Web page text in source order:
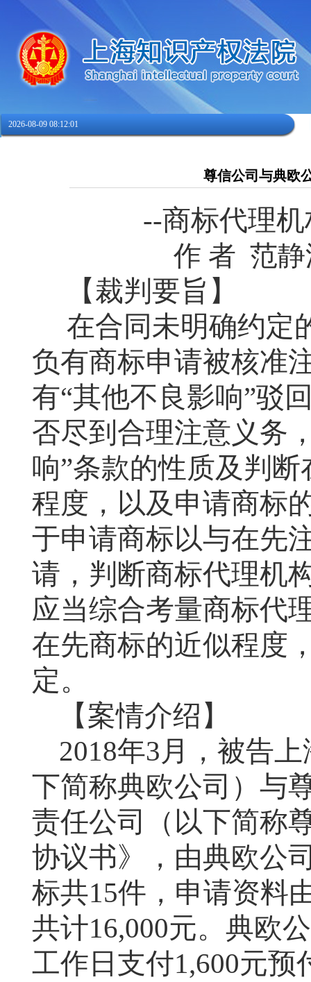
2026-08-09 08:12:02
尊信公司与典欧
--商标代理
作 者 范
【裁判要旨】
在合同未明确约定
负有商标申请被核准
有“其他不良影响”驳
否尽到合理注意义务
响”条款的性质及判
程度，以及申请商标
于申请商标以与在先
请，判断商标代理机
应当综合考量商标代
在先商标的近似程度
定。
【案情介绍】
2018年3月，被告
下简称典欧公司）与
责任公司（以下简称
协议书》，由典欧公
标共15件，申请资料
共计16,000元。典欧
工作日支付1,600元预